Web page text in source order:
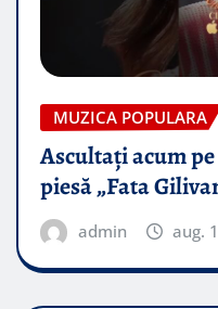
MUZICA POPULARA
Ascultați acum
piesă „Fata
admin aug.